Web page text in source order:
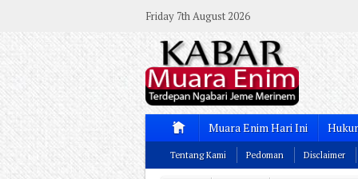
Friday 7th August 2026
Muara Enim Hari Ini
Tentang Kami Pedoman Disclaimer